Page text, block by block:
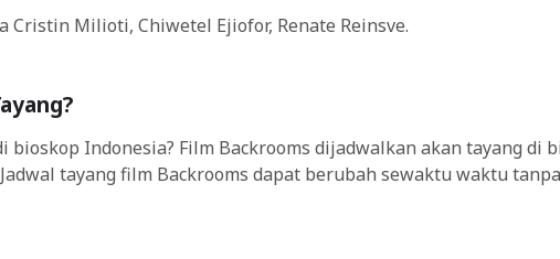
Cristin Milioti, Chiwetel Ejiofor, Renate Reinsve.
bioskop Indonesia? Film Backrooms dijadwalkan akan tayang di
tayang film Backrooms dapat berubah sewaktu waktu tanpa